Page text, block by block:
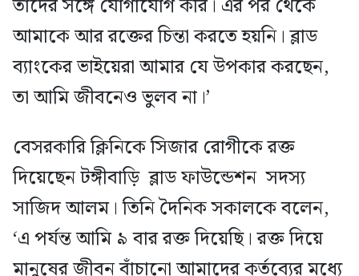
তাদের সঙ্গে যোগাযোগ করি। এর পর থেকে
আমাকে আর রক্তের চিন্তা করতে হয়নি। ব্লাড
ব্যাংকের ভাইয়েরা আমার যে উপকার করছেন,
তা আমি জীবনেও ভুলব না।’
বেসরকারি ক্লিনিকে সিজার রোগীকে রক্ত
দিয়েছেন টঙ্গীবাড়ি ব্লাড ফাউন্ডেশন সদস্য
সাজিদ আলম। তিনি দৈনিক সকালকে বলেন,
‘এ পর্যন্ত আমি ৯ বার রক্ত দিয়েছি। রক্ত দিয়ে